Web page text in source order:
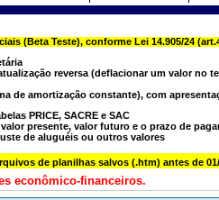
(Beta Teste), conforme Lei 14.905/24
reversa (deflacionar um valor no
de amortização constante), com
PRICE, SACRE e SAC
presente, valor futuro e o prazo de
de aluguéis ou outros valores
de planilhas salvos (.htm) antes de 01/
econômico-financeiros.